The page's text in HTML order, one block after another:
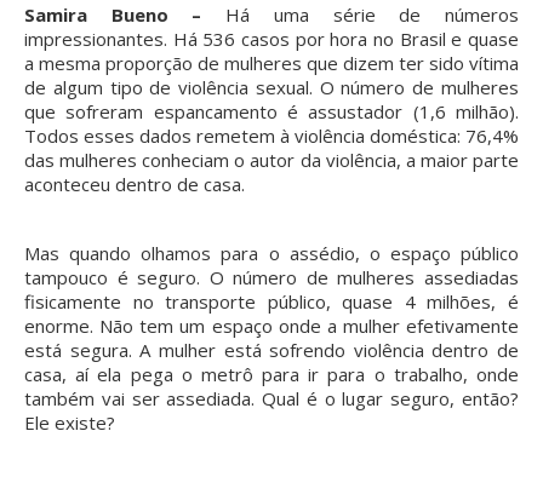
Samira Bueno – Há uma série de números
impressionantes. Há 536 casos por hora no Brasil e quase
a mesma proporção de mulheres que dizem ter sido vítima
de algum tipo de violência sexual. O número de mulheres
que sofreram espancamento é assustador (1,6 milhão).
Todos esses dados remetem à violência doméstica: 76,4%
das mulheres conheciam o autor da violência, a maior parte
aconteceu dentro de casa.
Mas quando olhamos para o assédio, o espaço público
tampouco é seguro. O número de mulheres assediadas
fisicamente no transporte público, quase 4 milhões, é
enorme. Não tem um espaço onde a mulher efetivamente
está segura. A mulher está sofrendo violência dentro de
casa, aí ela pega o metrô para ir para o trabalho, onde
também vai ser assediada. Qual é o lugar seguro, então?
Ele existe?